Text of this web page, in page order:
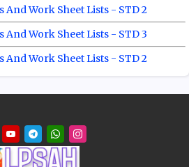
And Work Sheet Lists - STD 2
And Work Sheet Lists - STD 3
And Work Sheet Lists - STD 2